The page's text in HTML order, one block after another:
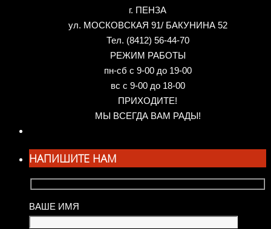
г. ПЕНЗА
ул. МОСКОВСКАЯ 91/ БАКУНИНА 52
Тел. (8412) 56-44-70
РЕЖИМ РАБОТЫ
пн-сб с 9-00 до 19-00
вс с 9-00 до 18-00
ПРИХОДИТЕ!
МЫ ВСЕГДА ВАМ РАДЫ!
НАПИШИТЕ НАМ
ВАШЕ ИМЯ